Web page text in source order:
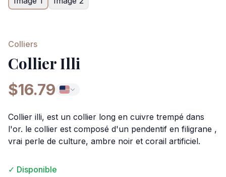
Colliers
Collier Illi
$16.79
Collier illi, est un collier long en cuivre trempé dans
l'or. le collier est composé d'un pendentif en filigrane ,
vrai perle de culture, ambre noir et corail artificiel.
✓ Disponible